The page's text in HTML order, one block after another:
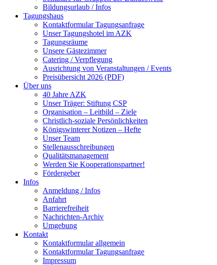
Bildungsurlaub / Infos
Tagungshaus
Kontaktformular Tagungsanfrage
Unser Tagungshotel im AZK
Tagungsräume
Unsere Gästezimmer
Catering / Verpflegung
Ausrichtung von Veranstaltungen / Events
Preisübersicht 2026 (PDF)
Über uns
40 Jahre AZK
Unser Träger: Stiftung CSP
Organisation – Leitbild – Ziele
Christlich-soziale Persönlichkeiten
Königswinterer Notizen – Hefte
Unser Team
Stellenausschreibungen
Qualitätsmanagement
Werden Sie Kooperationspartner!
Fördergeber
Infos
Anmeldung / Infos
Anfahrt
Barrierefreiheit
Nachrichten-Archiv
Umgebung
Kontakt
Kontaktformular allgemein
Kontaktformular Tagungsanfrage
Impressum